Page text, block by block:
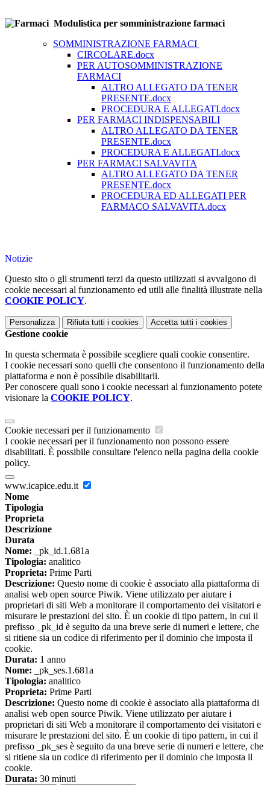
Modulistica per somministrazione farmaci
SOMMINISTRAZIONE FARMACI
CIRCOLARE.docx
PER AUTOSOMMINISTRAZIONE
FARMACI
ALTRO ALLEGATO DA TENER
PRESENTE.docx
PROCEDURA E ALLEGATI.docx
PER FARMACI INDISPENSABILI
ALTRO ALLEGATO DA TENER
PRESENTE.docx
PROCEDURA E ALLEGATI.docx
PER FARMACI SALVAVITA
ALTRO ALLEGATO DA TENER
PRESENTE.docx
PROCEDURA ED ALLEGATI PER
FARMACO SALVAVITA.docx
Notizie
Questo sito o gli strumenti terzi da questo utilizzati si avvalgono di
cookie necessari al funzionamento ed utili alle finalità illustrate nella
COOKIE POLICY.
Personalizza Rifiuta tutti i cookies Accetta tutti i cookies
Gestione cookie
In questa schermata è possibile scegliere quali cookie consentire.
I cookie necessari sono quelli che consentono il funzionamento della
piattaforma e non è possibile disabilitarli.
Per conoscere quali sono i cookie necessari al funzionamento potete
visionare la COOKIE POLICY.
Cookie necessari per il funzionamento
I cookie necessari per il funzionamento non possono essere
disabilitati. È possibile consultare l'elenco nella pagina della cookie
policy.
www.icapice.edu.it
Nome
Tipologia
Proprieta
Descrizione
Durata
Nome: _pk_id.1.681a
Tipologia: analitico
Proprieta: Prime Parti
Descrizione: Questo nome di cookie è associato alla piattaforma di
analisi web open source Piwik. Viene utilizzato per aiutare i
proprietari di siti Web a monitorare il comportamento dei visitatori e
misurare le prestazioni del sito. È un cookie di tipo pattern, in cui il
prefisso _pk_id è seguito da una breve serie di numeri e lettere, che
si ritiene sia un codice di riferimento per il dominio che imposta il
cookie.
Durata: 1 anno
Nome: _pk_ses.1.681a
Tipologia: analitico
Proprieta: Prime Parti
Descrizione: Questo nome di cookie è associato alla piattaforma di
analisi web open source Piwik. Viene utilizzato per aiutare i
proprietari di siti Web a monitorare il comportamento dei visitatori e
misurare le prestazioni del sito. È un cookie di tipo pattern, in cui il
prefisso _pk_ses è seguito da una breve serie di numeri e lettere, che
si ritiene sia un codice di riferimento per il dominio che imposta il
cookie.
Durata: 30 minuti